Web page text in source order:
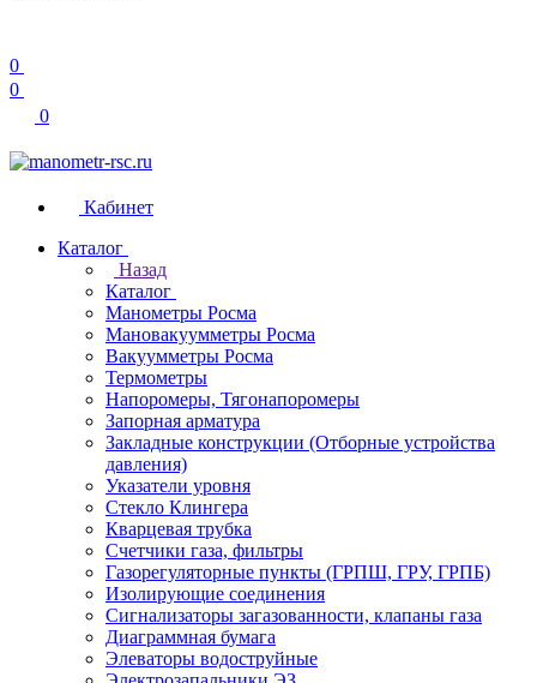
0
0
0
Кабинет
Каталог
Назад
Каталог
Манометры Росма
Мановакуумметры Росма
Вакуумметры Росма
Термометры
Напоромеры, Тягонапоромеры
Запорная арматура
Закладные конструкции (Отборные устройства
давления)
Указатели уровня
Стекло Клингера
Кварцевая трубка
Счетчики газа, фильтры
Газорегуляторные пункты (ГРПШ, ГРУ, ГРПБ)
Изолирующие соединения
Сигнализаторы загазованности, клапаны газа
Диаграммная бумага
Элеваторы водоструйные